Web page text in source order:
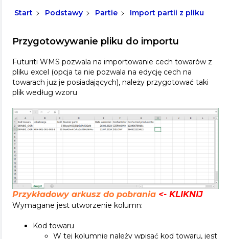
Start Podstawy Partie Import partii z pliku
Przygotowywanie pliku do importu
Futuriti WMS pozwala na importowanie cech towarów z
pliku excel (opcja ta nie pozwala na edycję cech na
towarach już je posiadających), należy przygotować taki
plik według wzoru
Przykładowy arkusz do pobrania <- KLIKNIJ
Wymagane jest utworzenie kolumn:
Kod towaru
W tej kolumnie należy wpisać kod towaru, jest